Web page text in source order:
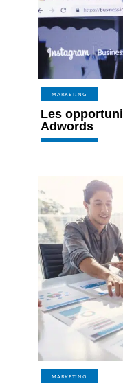
MARKETING
Les
Adwords
MARKETING